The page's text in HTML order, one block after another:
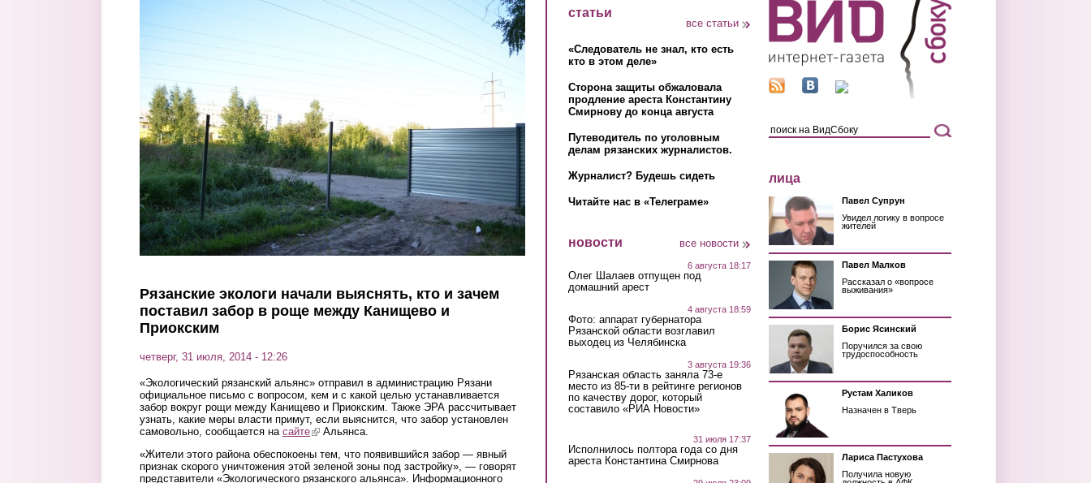
Рязанские экологи начали выяснять, кто и зачем
поставил забор в роще между Канищево и
Приокским
четверг, 31 июля, 2014 - 12:26
«Экологический рязанский альянс» отправил в администрацию Рязани
официальное письмо с вопросом, кем и с какой целью устанавливается
забор вокруг рощи между Канищево и Приокским. Также ЭРА рассчитывает
узнать, какие меры власти примут, если выяснится, что забор установлен
самовольно, сообщается на сайте(link is external)
Альянса.
«Жители этого района обеспокоены тем, что появившийся забор — явный
признак скорого уничтожения этой зеленой зоны под застройку», — говорят
представители «Экологического рязанского альянса». Информационного
статьи
все статьи
«Следователь не знал, кто есть
кто в этом деле»
Сторона защиты обжаловала
продление ареста Константину
Смирнову до конца августа
Путеводитель по уголовным
делам рязанских журналистов.
Журналист? Будешь сидеть
Читайте нас в «Телеграме»
новости все новости
6 августа 18:17
Олег Шалаев отпущен под
домашний арест
4 августа 18:59
Фото: аппарат губернатора
Рязанской области возглавил
выходец из Челябинска
3 августа 19:36
Рязанская область заняла 73-е
место из 85-ти в рейтинге регионов
по качеству дорог, который
составило «РИА Новости»
31 июля 17:37
Исполнилось полтора года со дня
ареста Константина Смирнова
лица
Павел Супрун
Увидел логику в вопросе
жителей
Павел Малков
Рассказал о «вопросе
выживания»
Борис Ясинский
Поручился за свою
трудоспособность
Рустам Халиков
Назначен в Тверь
Лариса Пастухова
Получила новую